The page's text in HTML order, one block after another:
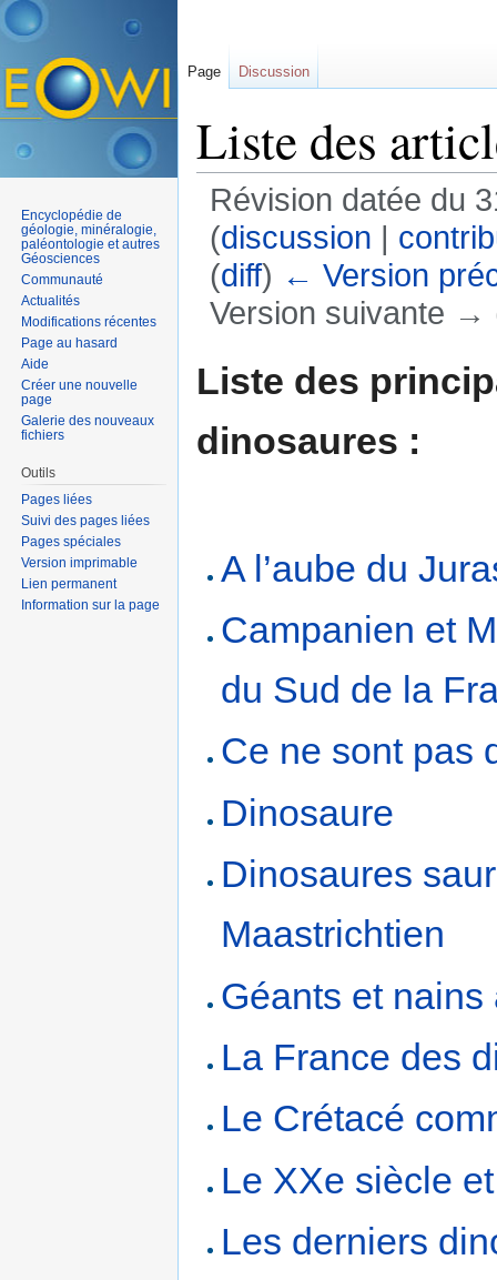
Liste des
Révision datée du
(discussion |
(diff) ← Version
Version suivante →
Liste des
dinosaures :
A l’aube du
Campanien et
du Sud de la
Ce ne sont pas
Dinosaure
Dinosaures
Maastrichtien
Géants et
La France des
Le Crétacé
Le XXe siècle
Les derniers
Page Discussion
Encyclopédie de
géologie, minéralogie,
paléontologie et autres
Géosciences
Communauté
Actualités
Modifications récentes
Page au hasard
Aide
Créer une nouvelle
page
Galerie des nouveaux
fichiers
Outils
Pages liées
Suivi des pages liées
Pages spéciales
Version imprimable
Lien permanent
Information sur la page